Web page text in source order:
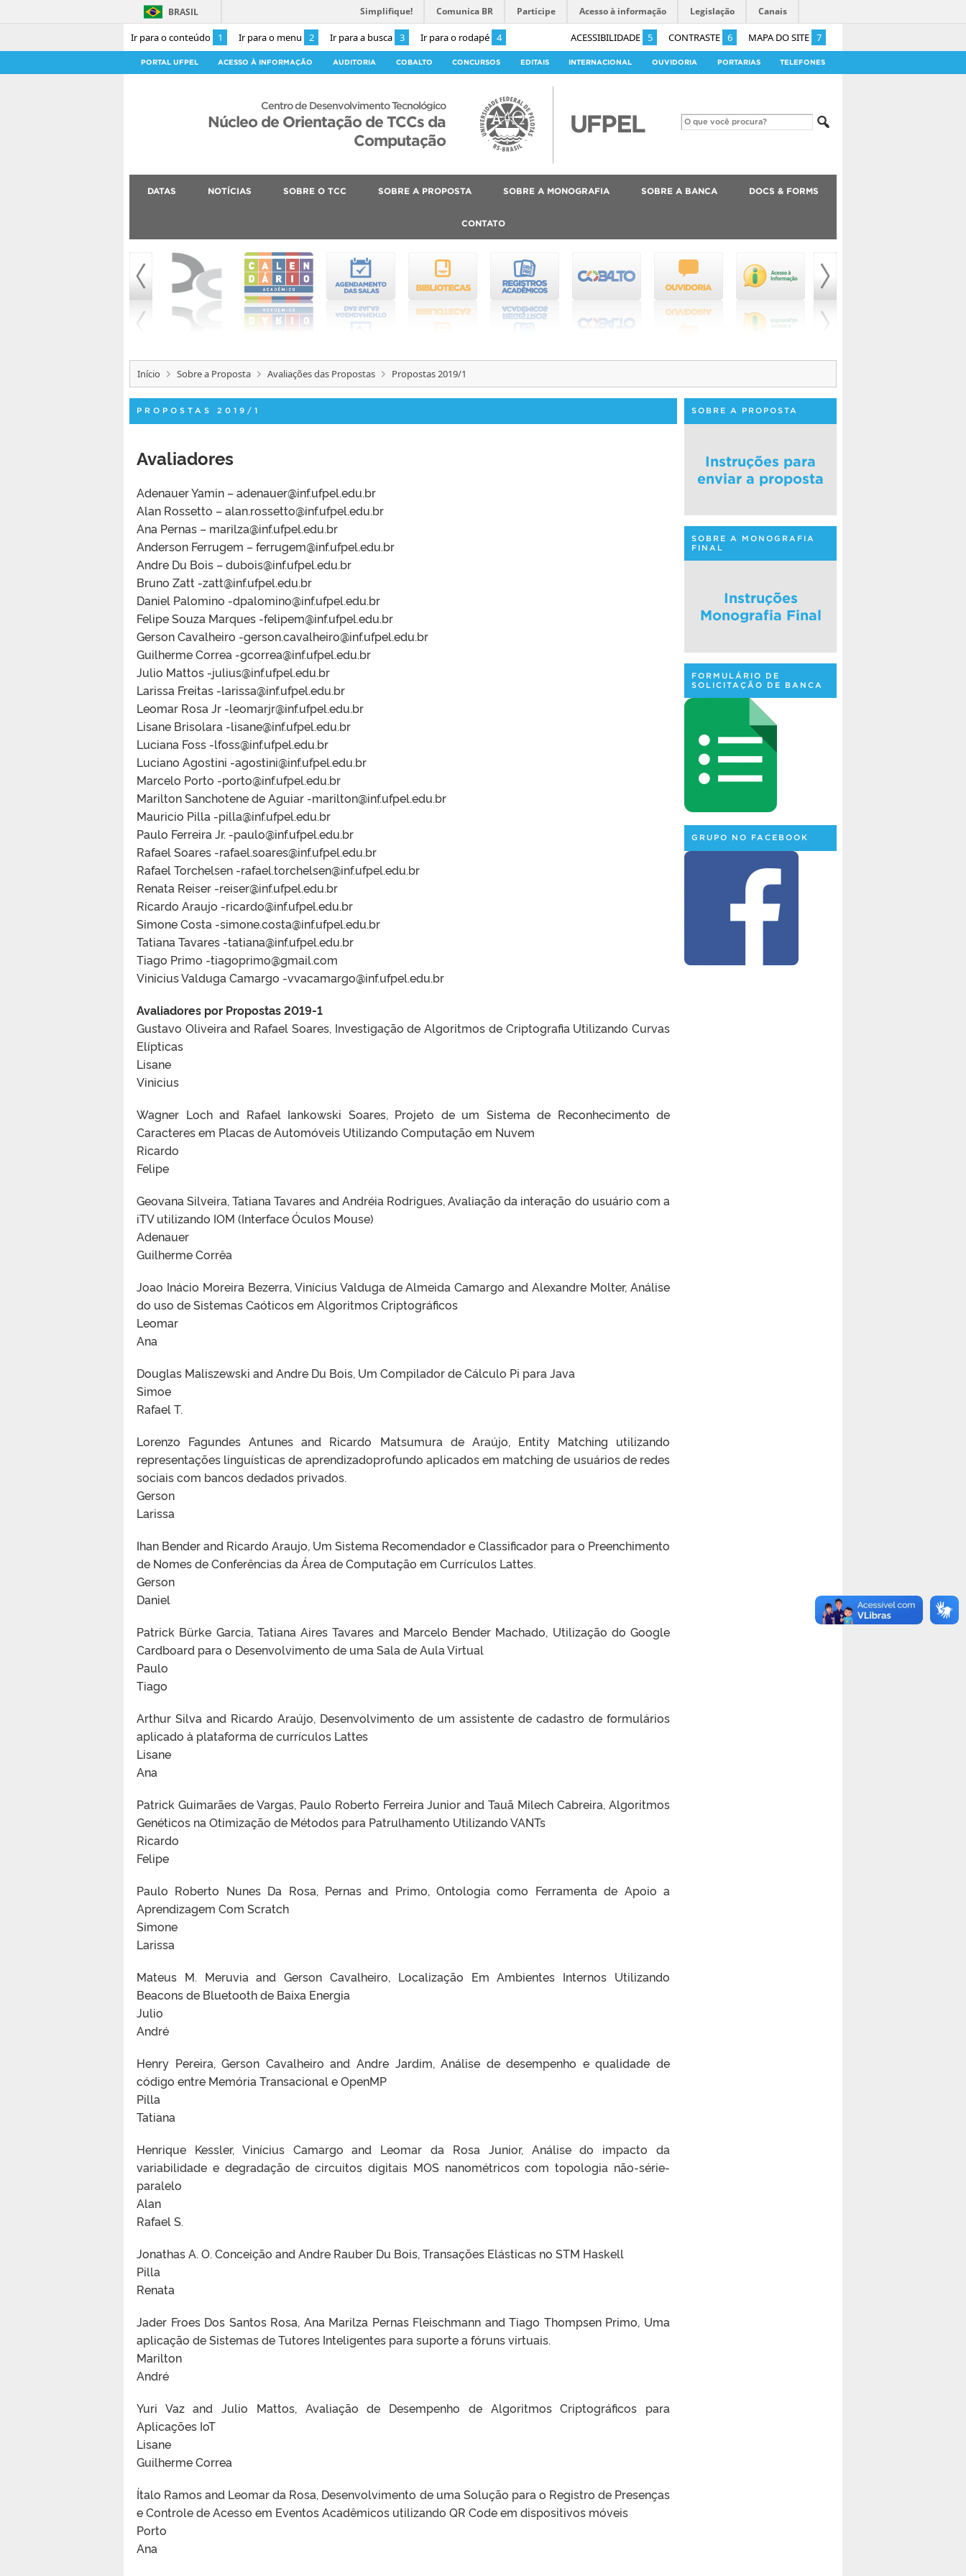
Ir para o conteúdo 1 Ir para o menu 2 Ir para a busca 3 Ir para o rodapé 4 ACESSIBILIDADE 5 CONTRASTE 6 MAPA DO SITE 7
BRASIL Simplifique! Comunica BR Participe Acesso à informação Legislação Canais
PORTAL UFPEL ACESSO À INFORMAÇÃO AUDITORIA COBALTO CONCURSOS EDITAIS INTERNACIONAL OUVIDORIA PORTARIAS TELEFONES
Centro de Desenvolvimento Tecnológico
Núcleo de Orientação de TCCs da
Computação
DATAS NOTÍCIAS SOBRE O TCC SOBRE A PROPOSTA SOBRE A MONOGRAFIA SOBRE A BANCA DOCS & FORMS
CONTATO
Início Sobre a Proposta Avaliações das Propostas Propostas 2019/1
PROPOSTAS 2019/1
Avaliadores
Adenauer Yamin – adenauer@inf.ufpel.edu.br
Alan Rossetto – alan.rossetto@inf.ufpel.edu.br
Ana Pernas – marilza@inf.ufpel.edu.br
Anderson Ferrugem – ferrugem@inf.ufpel.edu.br
Andre Du Bois – dubois@inf.ufpel.edu.br
Bruno Zatt -zatt@inf.ufpel.edu.br
Daniel Palomino -dpalomino@inf.ufpel.edu.br
Felipe Souza Marques -felipem@inf.ufpel.edu.br
Gerson Cavalheiro -gerson.cavalheiro@inf.ufpel.edu.br
Guilherme Correa -gcorrea@inf.ufpel.edu.br
Julio Mattos -julius@inf.ufpel.edu.br
Larissa Freitas -larissa@inf.ufpel.edu.br
Leomar Rosa Jr -leomarjr@inf.ufpel.edu.br
Lisane Brisolara -lisane@inf.ufpel.edu.br
Luciana Foss -lfoss@inf.ufpel.edu.br
Luciano Agostini -agostini@inf.ufpel.edu.br
Marcelo Porto -porto@inf.ufpel.edu.br
Marilton Sanchotene de Aguiar -marilton@inf.ufpel.edu.br
Mauricio Pilla -pilla@inf.ufpel.edu.br
Paulo Ferreira Jr. -paulo@inf.ufpel.edu.br
Rafael Soares -rafael.soares@inf.ufpel.edu.br
Rafael Torchelsen -rafael.torchelsen@inf.ufpel.edu.br
Renata Reiser -reiser@inf.ufpel.edu.br
Ricardo Araujo -ricardo@inf.ufpel.edu.br
Simone Costa -simone.costa@inf.ufpel.edu.br
Tatiana Tavares -tatiana@inf.ufpel.edu.br
Tiago Primo -tiagoprimo@gmail.com
Vinicius Valduga Camargo -vvacamargo@inf.ufpel.edu.br
Avaliadores por Propostas 2019-1
Gustavo Oliveira and Rafael Soares, Investigação de Algoritmos de Criptografia Utilizando Curvas
Elípticas
Lisane
Vinicius
Wagner Loch and Rafael Iankowski Soares, Projeto de um Sistema de Reconhecimento de
Caracteres em Placas de Automóveis Utilizando Computação em Nuvem
Ricardo
Felipe
Geovana Silveira, Tatiana Tavares and Andréia Rodrigues, Avaliação da interação do usuário com a
iTV utilizando IOM (Interface Óculos Mouse)
Adenauer
Guilherme Corrêa
Joao Inácio Moreira Bezerra, Vinícius Valduga de Almeida Camargo and Alexandre Molter, Análise
do uso de Sistemas Caóticos em Algoritmos Criptográficos
Leomar
Ana
Douglas Maliszewski and Andre Du Bois, Um Compilador de Cálculo Pi para Java
Simoe
Rafael T.
Lorenzo Fagundes Antunes and Ricardo Matsumura de Araújo, Entity Matching utilizando
representações linguísticas de aprendizadoprofundo aplicados em matching de usuários de redes
sociais com bancos dedados privados.
Gerson
Larissa
Ihan Bender and Ricardo Araujo, Um Sistema Recomendador e Classificador para o Preenchimento
de Nomes de Conferências da Área de Computação em Currículos Lattes.
Gerson
Daniel
Patrick Bürke Garcia, Tatiana Aires Tavares and Marcelo Bender Machado, Utilização do Google
Cardboard para o Desenvolvimento de uma Sala de Aula Virtual
Paulo
Tiago
Arthur Silva and Ricardo Araújo, Desenvolvimento de um assistente de cadastro de formulários
aplicado à plataforma de currículos Lattes
Lisane
Ana
Patrick Guimarães de Vargas, Paulo Roberto Ferreira Junior and Tauã Milech Cabreira, Algoritmos
Genéticos na Otimização de Métodos para Patrulhamento Utilizando VANTs
Ricardo
Felipe
Paulo Roberto Nunes Da Rosa, Pernas and Primo, Ontologia como Ferramenta de Apoio a
Aprendizagem Com Scratch
Simone
Larissa
Mateus M. Meruvia and Gerson Cavalheiro, Localização Em Ambientes Internos Utilizando
Beacons de Bluetooth de Baixa Energia
Julio
André
Henry Pereira, Gerson Cavalheiro and Andre Jardim, Análise de desempenho e qualidade de
código entre Memória Transacional e OpenMP
Pilla
Tatiana
Henrique Kessler, Vinícius Camargo and Leomar da Rosa Junior, Análise do impacto da
variabilidade e degradação de circuitos digitais MOS nanométricos com topologia não-série-
paralelo
Alan
Rafael S.
Jonathas A. O. Conceição and Andre Rauber Du Bois, Transações Elásticas no STM Haskell
Pilla
Renata
Jader Froes Dos Santos Rosa, Ana Marilza Pernas Fleischmann and Tiago Thompsen Primo, Uma
aplicação de Sistemas de Tutores Inteligentes para suporte a fóruns virtuais.
Marilton
André
Yuri Vaz and Julio Mattos, Avaliação de Desempenho de Algoritmos Criptográficos para
Aplicações IoT
Lisane
Guilherme Correa
Ítalo Ramos and Leomar da Rosa, Desenvolvimento de uma Solução para o Registro de Presenças
e Controle de Acesso em Eventos Acadêmicos utilizando QR Code em dispositivos móveis
Porto
Ana
SOBRE A PROPOSTA
Instruções para
enviar a proposta
SOBRE A MONOGRAFIA
FINAL
Instruções
Monografia Final
FORMULÁRIO DE
SOLICITAÇÃO DE BANCA
GRUPO NO FACEBOOK